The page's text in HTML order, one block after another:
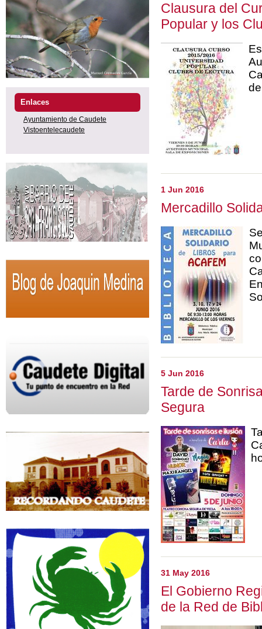
Enlaces
Ayuntamiento de Caudete
Vistoentelecaudete
Clausura del
Popular y los
1 Jun 2016
Mercadillo
5 Jun 2016
Tarde de
Segura
31 May 2016
El Gobierno
de la Red de